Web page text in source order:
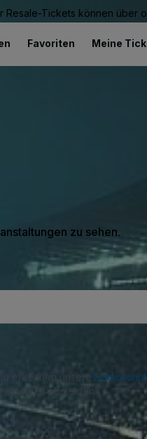
Tickets können über
Favoriten Meine
zu sehen.
erkennen unsere
abmelden.